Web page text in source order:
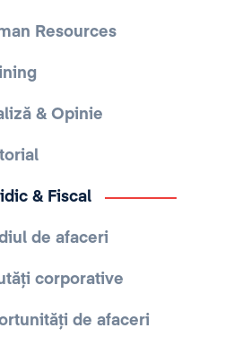
Resources
& Opinie
& Fiscal
de afaceri
corporative
de afaceri